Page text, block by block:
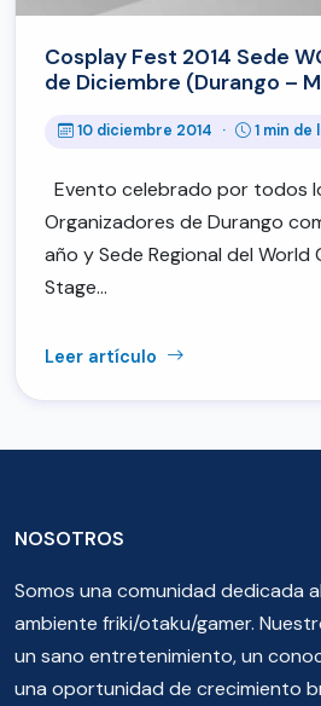
Cosplay Fest 2014 Sede
de Diciembre (Durango –
10 diciembre 2014 · 1 min
Evento celebrado por todos
Organizadores de Durango
año y Sede Regional del World
Stage…
Leer artículo
NOSOTROS
Somos una comunidad dedicada
ambiente friki/otaku/gamer.
un sano entretenimiento, un
una oportunidad de crecimiento